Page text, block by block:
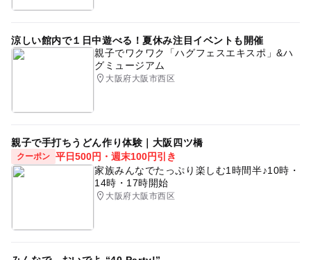
涼しい館内で１日中遊べる！夏休み注目イベントも開催
親子でワクワク「ハグフェスエキスポ」&ハ
グミュージアム
大阪府大阪市西区
親子で手打ちうどん作り体験｜大阪四ツ橋
クーポン 平日500円・週末100円引き
家族みんなでたっぷり楽しむ1時間半♪10時・
14時・17時開始
大阪府大阪市西区